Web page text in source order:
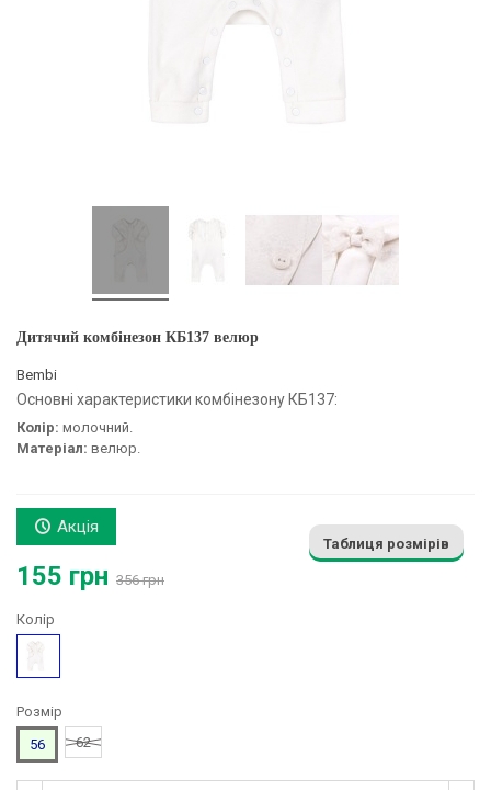
Дитячий комбінезон КБ137 велюр
Bembi
Основні характеристики комбінезону КБ137:
Колір: молочний.
Матеріал: велюр.
Акція
155 грн 356 грн
Таблиця розмірів
Колір
Молочний
Розмір
56
62